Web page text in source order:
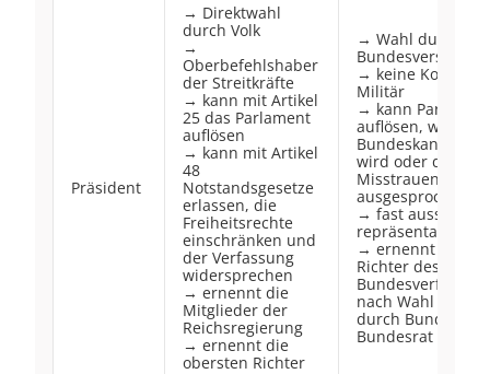
Präsident
→ Direktwahl
durch Volk
→
Oberbefehlshaber
der Streitkräfte
→ kann mit Artikel
25 das Parlament
auflösen
→ kann mit Artikel
48
Notstandsgesetze
erlassen, die
Freiheitsrechte
einschränken und
der Verfassung
widersprechen
→ ernennt die
Mitglieder der
Reichsregierung
→ ernennt die
obersten Richter
→ Wahl durch die
→ keine
Militär
→ kann
auflösen, wenn
Bundeskanzler
wird oder dem
Misstrauen des
ausgesprochen
→ fast
repräsentative
→ ernennt
Richter des
nach Wahl der
durch Bundestag
Bundesrat